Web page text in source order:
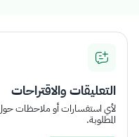
التعليقات والاقتراحات
لأي استفسارات أو ملاحظات
المطلوبة.